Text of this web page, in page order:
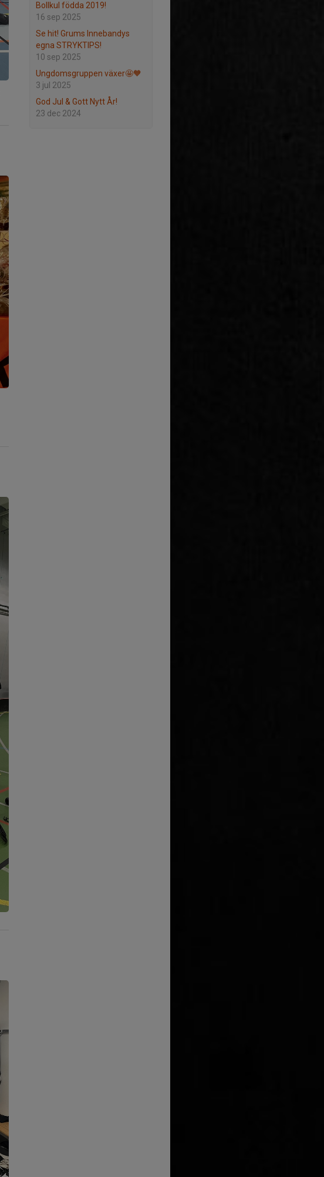
Bollkul födda 2019!
16 sep 2025
Se hit! Grums Innebandys
egna STRYKTIPS!
10 sep 2025
Ungdomsgruppen växer🤩🧡
3 jul 2025
God Jul & Gott Nytt År!
23 dec 2024